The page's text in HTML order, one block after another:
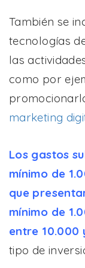
También se
tecnologías
las
como por
marketing
Los gastos
mínimo de
que
mínimo de
entre 10.000
tipo de